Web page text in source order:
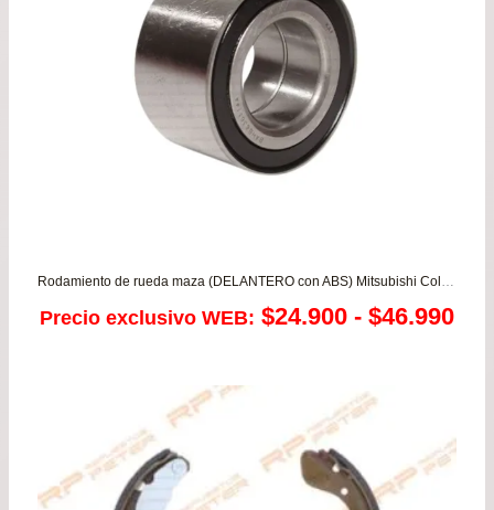
$107.500
Rodamiento de rueda maza (DELANTERO con ABS) Mitsubishi Colt 1.6 – Lancer 1.5/1.6 – Mirage 1.3/1.5 / Nissan Sentra 1.8 B15 / Samsung SM3 1.5/1.6
Precio exclusivo WEB: $24.900 - $46.990